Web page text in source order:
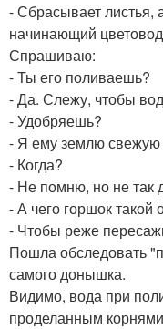
- Сбрасывает листья,
начинающий
Спрашиваю:
- Ты его поливаешь?
- Да. Слежу, чтобы
- Удобряешь?
- Я ему землю
- Когда?
- Не помню, но не так
- А чего горшок такой
- Чтобы реже
Пошла обследовать
самого донышка.
Видимо, вода при
проделанным